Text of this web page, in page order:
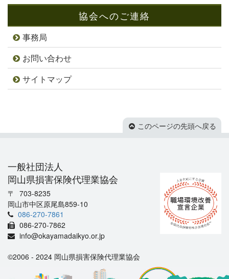
協会へのご連絡
事務局
お問い合わせ
サイトマップ
このページの先頭へ戻る
一般社団法人
岡山県損害保険代理業協会
703-8235
岡山市中区原尾島859-10
086-270-7861
086-270-7862
info@okayamadaikyo.or.jp
©2006 - 2024 岡山県損害保険代理業協会